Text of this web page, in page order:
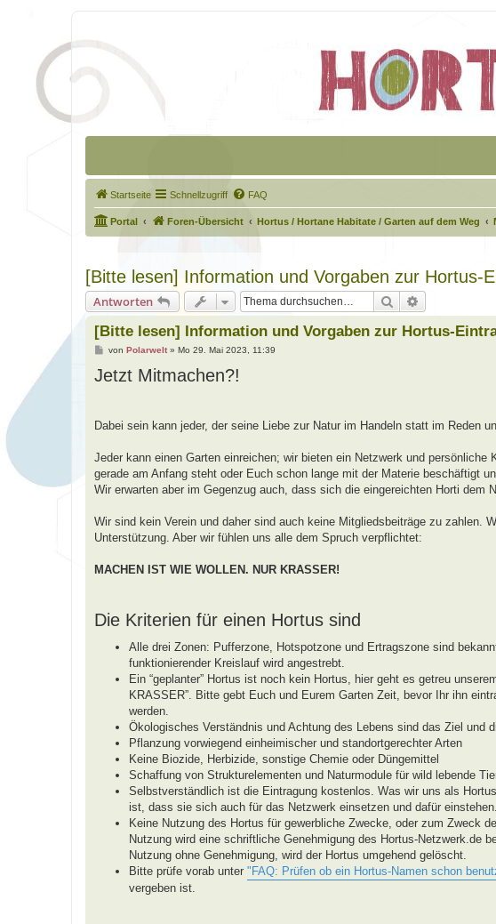
Startseite Schnellzugriff FAQ
Portal Foren-Übersicht Hortus / Hortane Habitate / Garten auf dem Weg
[Bitte lesen] Information und Vorgaben zur Hortus-
Antworten Suche
[Bitte lesen] Information und Vorgaben zur Hortus-
B
i
t
von Polarwelt» Mo 29. Mai 2023, 11:39
Jetzt Mitmachen?!
Dabei sein kann jeder, der seine Liebe zur Natur im Handeln statt im Reden
Jeder kann einen Garten einreichen; wir bieten ein Netzwerk und
gerade am Anfang steht oder Euch schon lange mit der Materie beschäftigt
Wir erwarten aber im Gegenzug auch, dass sich die eingereichten Horti dem
Wir sind kein Verein und daher sind auch keine Mitgliedsbeiträge zu zahlen.
Unterstützung. Aber wir fühlen uns alle dem Spruch verpflichtet:
MACHEN IST WIE WOLLEN. NUR KRASSER!
Die Kriterien für einen Hortus sind
Alle drei Zonen: Pufferzone, Hotspotzone und Ertragszone sind
funktionierender Kreislauf wird angestrebt.
Ein “geplanter” Hortus ist noch kein Hortus, hier geht es getreu
KRASSER”. Bitte gebt Euch und Eurem Garten Zeit, bevor Ihr ihn
werden.
Ökologisches Verständnis und Achtung des Lebens sind das Ziel und
Pflanzung vorwiegend einheimischer und standortgerechter Arten
Keine Biozide, Herbizide, sonstige Chemie oder Düngemittel
Schaffung von Strukturelementen und Naturmodule für wild lebende
Selbstverständlich ist die Eintragung kostenlos. Was wir uns als
ist, dass sie sich auch für das Netzwerk einsetzen und dafür einstehen.
Keine Nutzung des Hortus für gewerbliche Zwecke, oder zum Zweck
Nutzung wird eine schriftliche Genehmigung des Hortus-Netzwerk.de
Nutzung ohne Genehmigung, wird der Hortus umgehend gelöscht.
Bitte prüfe vorab unter "FAQ: Prüfen ob ein Hortus-Namen schon
vergeben ist.